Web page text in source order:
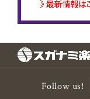
Follow us!